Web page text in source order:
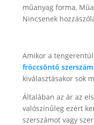
műanyag forma,
Nincsenek
Amikor a
fröccsöntő
kiválasztásakor sok
Általában az ár az
valószínűleg ezért
szerszámot vagy